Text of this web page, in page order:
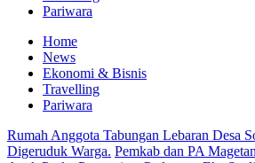
Pariwara
Home
News
Ekonomi & Bisnis
Travelling
Pariwara
Rumah Anggota Tabungan Lebaran Desa
Digeruduk Warga. Pemkab dan PA